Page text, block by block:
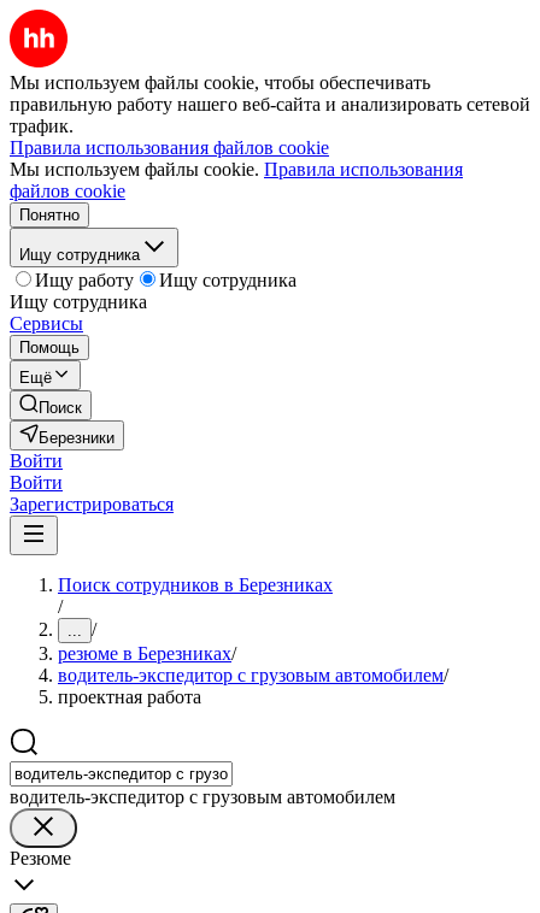
Мы используем файлы cookie, чтобы обеспечивать
правильную работу нашего веб-сайта и анализировать сетевой
трафик.
Правила использования файлов cookie
Мы используем файлы cookie. Правила использования
файлов cookie
Понятно
Ищу сотрудника
Ищу работу
Ищу сотрудника
Ищу сотрудника
Сервисы
Помощь
Ещё
Поиск
Березники
Войти
Войти
Зарегистрироваться
Поиск сотрудников в Березниках
/
... /
резюме в Березниках/
водитель-экспедитор с грузовым автомобилем/
проектная работа
водитель-экспедитор с грузовым автомобилем
Резюме